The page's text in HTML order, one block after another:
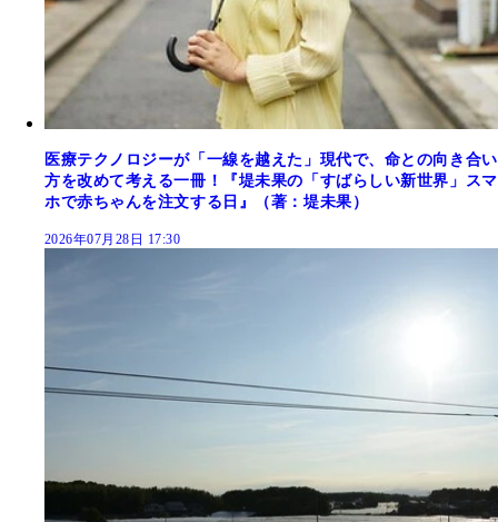
医療テクノロジーが「一線を越えた」現代で、命との向き合い
方を改めて考える一冊！『堤未果の「すばらしい新世界」スマ
ホで赤ちゃんを注文する日』（著：堤未果）
2026年07月28日 17:30